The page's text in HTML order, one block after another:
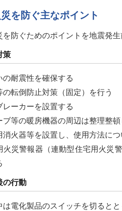
を防ぐ主なポイント
を防ぐためのポイントを地震発
策
の耐震性を確保する
の転倒防止対策（固定）を行う
レーカーを設置する
ブ等の暖房機器の周辺は整理整
消火器等を設置し、使用方法に
火災警報器（連動型住宅用火災
の行動
は電化製品のスイッチを切ると